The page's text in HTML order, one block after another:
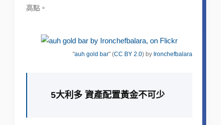
高點。
"auh gold bar" (CC BY 2.0) by Ironchefbalara
5大利多 資產配置黃金不可少